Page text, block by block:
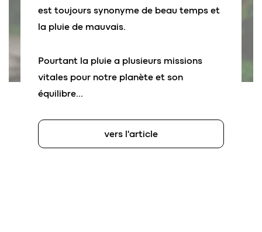
est toujours synonyme de beau temps et
la pluie de mauvais.
Pourtant la pluie a plusieurs missions
vitales pour notre planète et son
équilibre…
vers l'article